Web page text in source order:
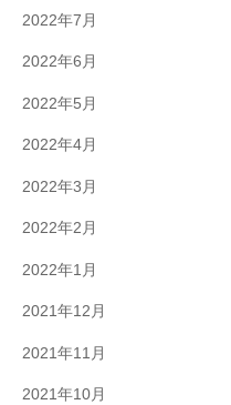
2022年7月
2022年6月
2022年5月
2022年4月
2022年3月
2022年2月
2022年1月
2021年12月
2021年11月
2021年10月